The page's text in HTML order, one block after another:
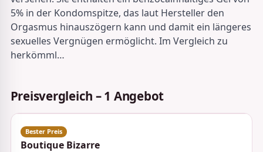
5% in der Kondomspitze, das laut Hersteller den
Orgasmus hinauszögern kann und damit ein längeres
sexuelles Vergnügen ermöglicht. Im Vergleich zu
herkömml…
Preisvergleich – 1 Angebot
Boutique Bizarre